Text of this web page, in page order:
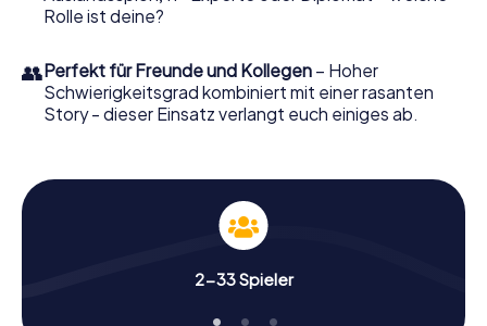
Rolle ist deine?
👥Perfekt für Freunde und Kollegen – Hoher
Schwierigkeitsgrad kombiniert mit einer rasanten
Story - dieser Einsatz verlangt euch einiges ab.
2-33 Spieler